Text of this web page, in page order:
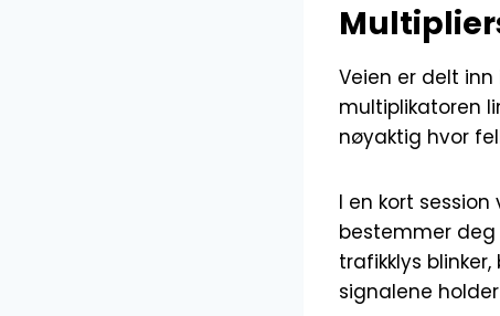
Veien er delt
multiplikatoren
nøyaktig hvor
I en kort
bestemmer deg
trafikklys
signalene